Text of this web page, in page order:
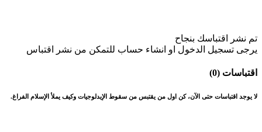
تم نشر اقتباسك بنجاح
يرجى تسجيل الدخول او انشاء حساب للتمكن من نشر اقتباس
اقتباسات (0)
لا يوجد اقتباسات حتى الآن، كن اول من يقتبس من سقوط الإيدلوجيات وكيف يملأ الإسلام الفراغ.